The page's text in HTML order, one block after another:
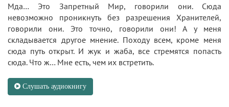
Мда… Это Запретный Мир, говорили они. Сюда
невозможно проникнуть без разрешения Хранителей,
говорили они. Это точно, говорили они! А у меня
складывается другое мнение. Походу всем, кроме меня
сюда путь открыт. И жук и жаба, все стремятся попасть
сюда. Что ж… Мне есть, чем их встретить.
Слушать аудиокнигу